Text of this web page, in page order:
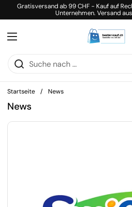
Zum Inhalt springen
Gratisversand ab 99 CHF - Kauf auf
Unternehmen. Versand
Menü öffnen
Startseite / News
News